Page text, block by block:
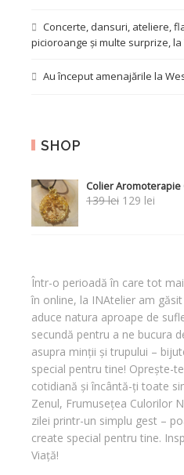
Concerte, dansuri, ateliere,
picioroange și multe surprize, la
Au început amenajările la
SHOP
Colier Aromoterapie
139lei Prețul
129 lei
Într-o perioadă în care tot
în online, la INAtelier am
aduce natura aproape de
secundă pentru a ne bucura
asupra minții și trupului –
special pentru tine! Oprește-
cotidiană și încântă-ți toate
Zenul, Frumusețea Culorilor
zilei printr-un simplu gest –
create special pentru tine.
Viață!